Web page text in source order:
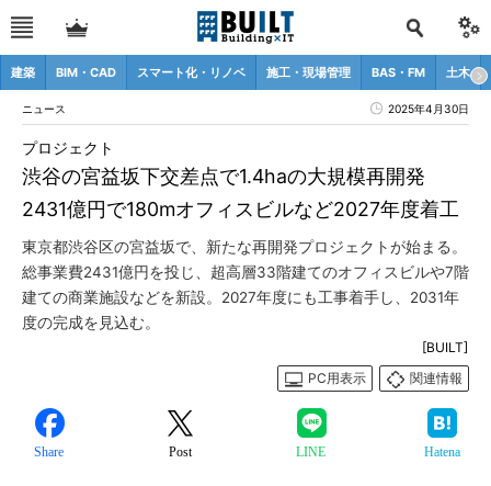
建築 BIM・CAD スマート化・リノベ 施工・現場管理 BAS・FM 土木
ニュース 2025年4月30日
渋谷の宮益坂下交差点で1.4haの大規模再開発
2431億円で180mオフィスビルなど2027年度着工
プロジェクト
東京都渋谷区の宮益坂で、新たな再開発プロジェクトが始まる。
総事業費2431億円を投じ、超高層33階建てのオフィスビルや7階
建ての商業施設などを新設。2027年度にも工事着手し、2031年
度の完成を見込む。
[BUILT]
PC用表示
関連情報
Share Post LINE Hatena